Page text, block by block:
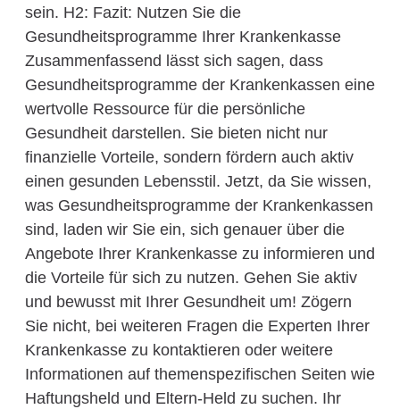
sein. H2: Fazit: Nutzen Sie die
Gesundheitsprogramme Ihrer Krankenkasse
Zusammenfassend lässt sich sagen, dass
Gesundheitsprogramme der Krankenkassen eine
wertvolle Ressource für die persönliche
Gesundheit darstellen. Sie bieten nicht nur
finanzielle Vorteile, sondern fördern auch aktiv
einen gesunden Lebensstil. Jetzt, da Sie wissen,
was Gesundheitsprogramme der Krankenkassen
sind, laden wir Sie ein, sich genauer über die
Angebote Ihrer Krankenkasse zu informieren und
die Vorteile für sich zu nutzen. Gehen Sie aktiv
und bewusst mit Ihrer Gesundheit um! Zögern
Sie nicht, bei weiteren Fragen die Experten Ihrer
Krankenkasse zu kontaktieren oder weitere
Informationen auf themenspezifischen Seiten wie
Haftungsheld und Eltern-Held zu suchen. Ihr